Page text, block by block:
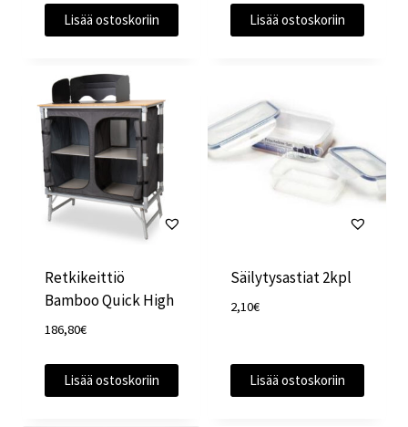
Lisää ostoskoriin Lisää ostoskoriin
Retkikeittiö
Bamboo Quick High
186,80€
Lisää ostoskoriin
Säilytysastiat 2kpl
2,10€
Lisää ostoskoriin